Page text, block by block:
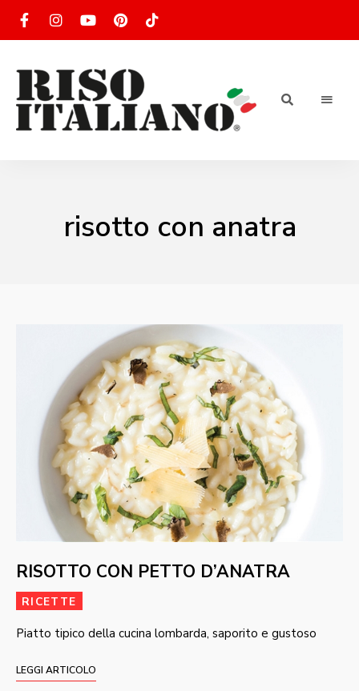
Ricettario
di ricette
risotto con anatra
RISOTTO CON PETTO D’ANATRA
RICETTE
Piatto tipico della cucina lombarda, saporito e gustoso
LEGGI ARTICOLO